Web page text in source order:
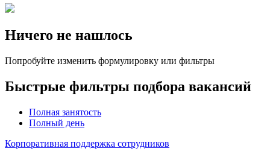
Ничего не нашлось
Попробуйте изменить формулировку или фильтры
Быстрые фильтры подбора вакансий
Полная занятость
Полный день
Корпоративная поддержка сотрудников